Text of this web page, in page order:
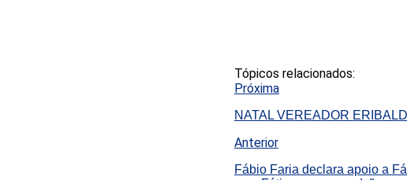
Tópicos relacionados:
Próxima
NATAL VEREADOR
Anterior
Fábio Faria declara apoio a